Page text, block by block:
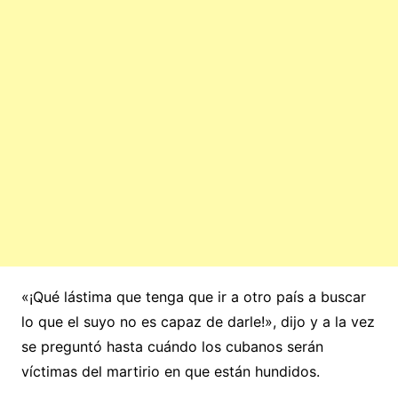
«¡Qué lástima que tenga que ir a otro país a buscar
lo que el suyo no es capaz de darle!», dijo y a la vez
se preguntó hasta cuándo los cubanos serán
víctimas del martirio en que están hundidos.